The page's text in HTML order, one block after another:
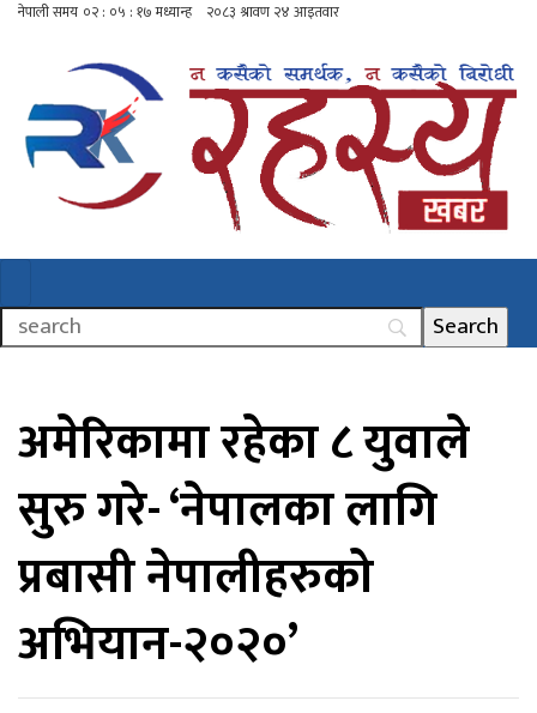
अमेरिकामा रहेका ८ युवाले
सुरु गरे- ‘नेपालका लागि
प्रबासी नेपालीहरुको
अभियान-२०२०’